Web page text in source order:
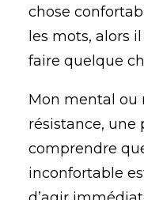
chose
les mots, alors
faire quelque
Mon mental ou
résistance, une
comprendre
inconfortable